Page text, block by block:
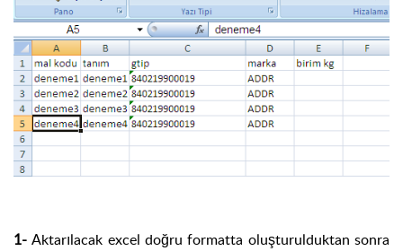
1-Aktarılacak excel doğru formatta oluşturulduktan sonra